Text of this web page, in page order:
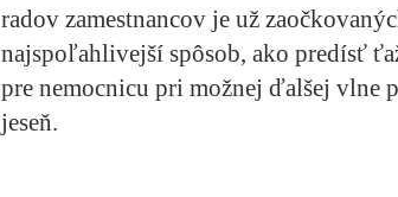
radov zamestnancov je už
najspoľahlivejší spôsob, ako predísť
pre nemocnicu pri možnej ďalšej vlne
jeseň.